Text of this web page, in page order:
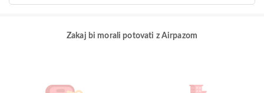
Zakaj bi morali potovati z Airpazom